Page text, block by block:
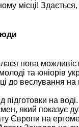
місці!
нова
та юніорів
до веслування на
підготовки на
який показує
Європи на